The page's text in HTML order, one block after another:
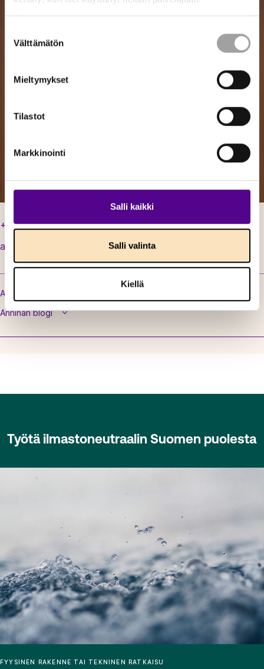
valinta
Välttämätön
Mieltymykset
Tilastot
Markkinointi
Salli kaikki
Salli valinta
Kiellä
+358 50 574 8233
annina.alasaari@energia.fi
Anninan toimenkuva
Anninan blogi
Työtä ilmastoneutraalin Suomen puolesta
FYYSINEN RAKENNE TAI TEKNINEN RATKAISU